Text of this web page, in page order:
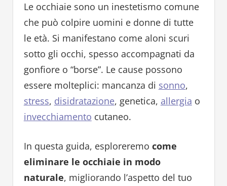
Le occhiaie sono un inestetismo comune
che può colpire uomini e donne di tutte
le età. Si manifestano come aloni scuri
sotto gli occhi, spesso accompagnati da
gonfiore o “borse”. Le cause possono
essere molteplici: mancanza di sonno,
stress, disidratazione, genetica, allergia o
invecchiamento cutaneo.
In questa guida, esploreremo come
eliminare le occhiaie in modo
naturale, migliorando l’aspetto del tuo